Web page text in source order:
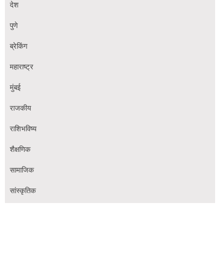
देश
पुणे
ब्रेकिंग
महाराष्ट्र
मुंबई
राजकीय
राशिभविष्य
शैक्षणिक
सामाजिक
सांस्कृतिक